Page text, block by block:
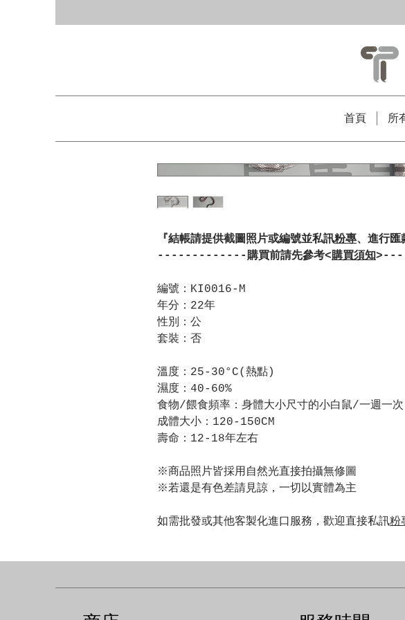
首頁 所
『結帳請提供截圖照片或編號並私訊粉專、進行匯
-------------購買前請先參考<購買須知
編號：KI0016-M
年分：22年
性別：公
套裝：否
溫度：25-30°C(熱點)
濕度：40-60%
食物/餵食頻率：身體大小尺寸的小白鼠/一週一次
成體大小：120-150CM
壽命：12-18年左右
※商品照片皆採用自然光直接拍攝無修圖
※若還是有色差請見諒，一切以實體為主
如需批發或其他客製化進口服務，歡迎直接私訊粉